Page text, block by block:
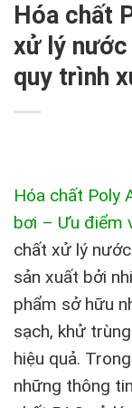
Hóa chất
xử lý
quy trình
Hóa chất Poly
bơi – Ưu điểm
chất xử lý
sản xuất bởi
phẩm sở hữu
sạch, khử
hiệu quả.
những thông